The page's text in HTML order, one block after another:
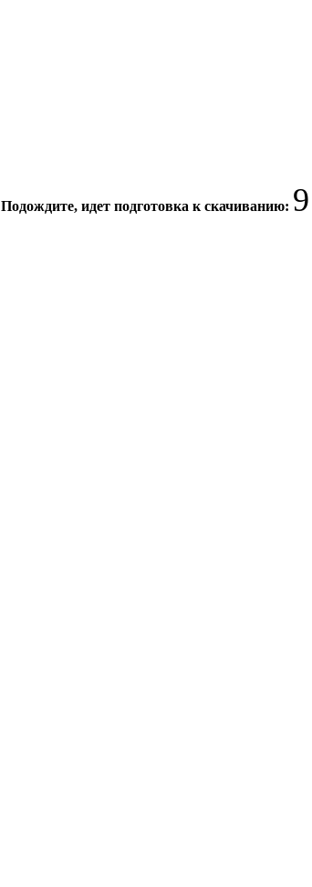
Подождите, идет подготовка к скачиванию: 9